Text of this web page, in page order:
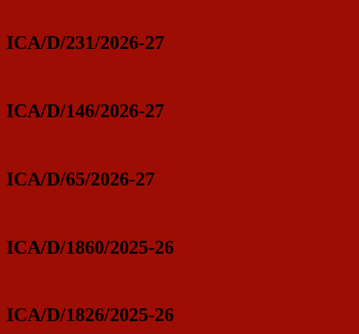
ICA/D/231/2026-27
ICA/D/146/2026-27
ICA/D/65/2026-27
ICA/D/1860/2025-26
ICA/D/1826/2025-26